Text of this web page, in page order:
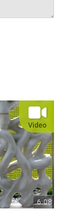
Video
6:08